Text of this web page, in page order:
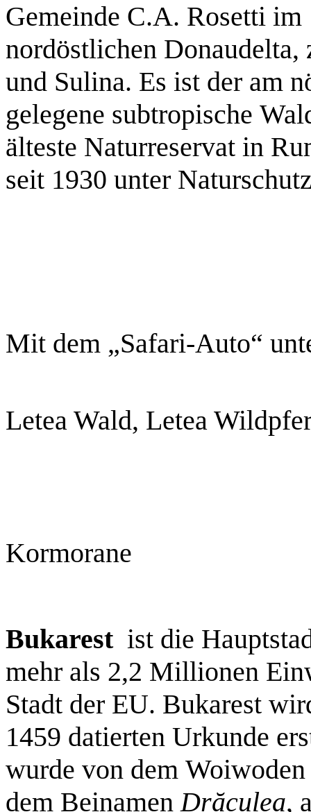
Gemeinde C.A. Rosetti im
nordöstlichen
und Sulina. Es ist der am
gelegene subtropische
älteste Naturreservat in
seit 1930 unter
Mit dem „Safari-Auto“
Letea Wald, Letea
Kormorane
Bukarestist die
mehr als 2,2 Millionen
Stadt der EU. Bukarest
1459 datierten Urkunde
wurde von dem
dem BeinamenDrăculea,